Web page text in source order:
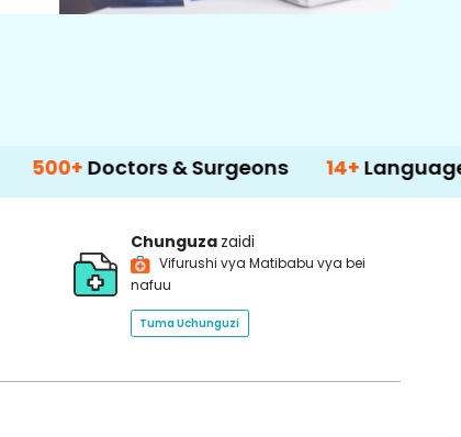
Doctors & Surgeons 14+Language Support
Chunguza zaidi
Vifurushi vya Matibabu vya bei
nafuu
Tuma Uchunguzi